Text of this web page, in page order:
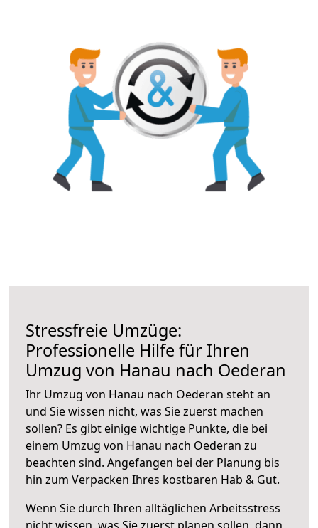
Stressfreie Umzüge:
Professionelle Hilfe für Ihren
Umzug von Hanau nach Oederan
Ihr Umzug von Hanau nach Oederan steht an
und Sie wissen nicht, was Sie zuerst machen
sollen? Es gibt einige wichtige Punkte, die bei
einem Umzug von Hanau nach Oederan zu
beachten sind. Angefangen bei der Planung bis
hin zum Verpacken Ihres kostbaren Hab & Gut.
Wenn Sie durch Ihren alltäglichen Arbeitsstress